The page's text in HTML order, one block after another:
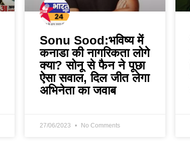
Sonu Sood:भविष्य में
कनाडा की नागरिकता लोगे
क्या? सोनू से फैन ने पूछा
ऐसा सवाल, दिल जीत लेगा
अभिनेता का जवाब
27/06/2023 No Comments